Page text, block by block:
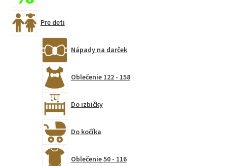
Pre deti
Nápady na darček
Oblečenie 122 - 158
Do izbičky
Do kočíka
Oblečenie 50 - 116